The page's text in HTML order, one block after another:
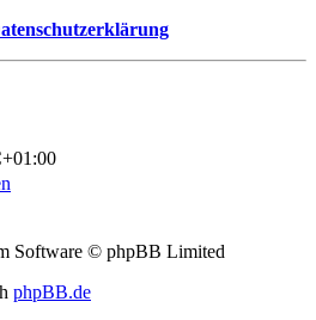
Software © phpBB Limited
phpBB.de